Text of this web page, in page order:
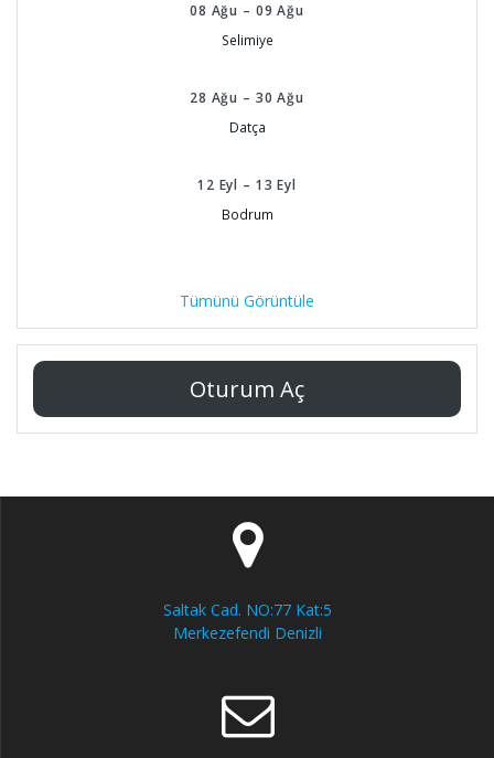
08 Ağu – 09 Ağu
Selimiye
28 Ağu – 30 Ağu
Datça
12 Eyl – 13 Eyl
Bodrum
Tümünü Görüntüle
Oturum Aç
Saltak Cad. NO:77 Kat:5
Merkezefendi Denizli